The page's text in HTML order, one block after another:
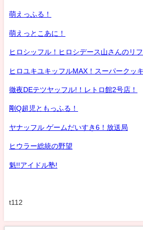
萌えっふる！
萌えっとこあに！
ヒロシッフル！ヒロシデース山さんのリ
ヒロユキユキッフルMAX！スーパークッキ
徹夜DEテツヤッフル!！レトロ館2号店！
剛Q超児ともっふる！
ヤナッフル ゲームだいすき6！放送局
ヒウラー総統の野望
魁!!アイドル塾!
t112